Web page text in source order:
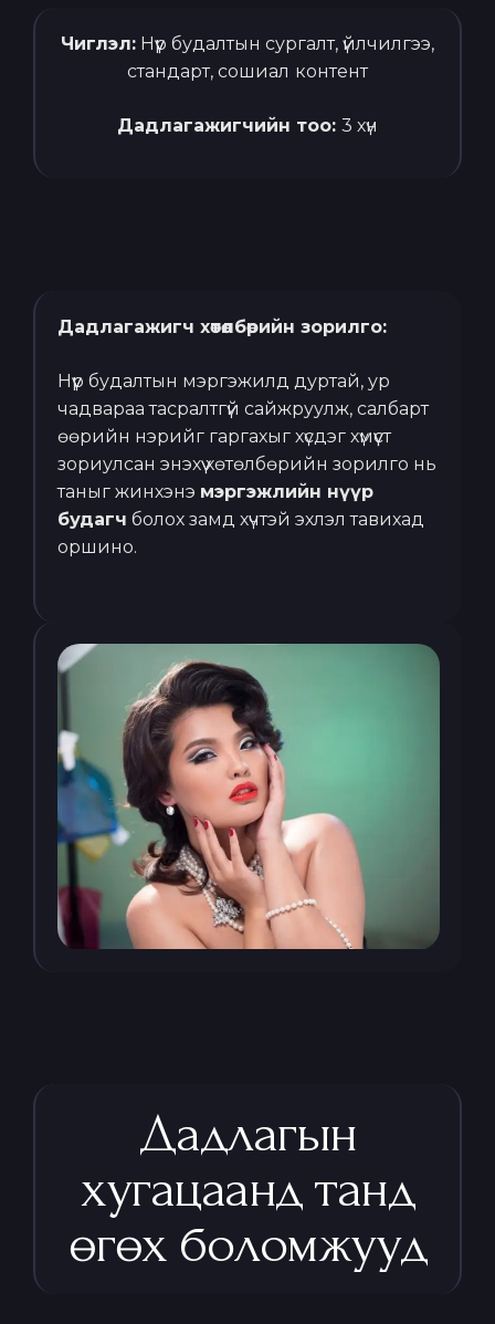
Чиглэл:Нүүр будалтын сургалт, үйлчилгээ,
стандарт, сошиал контент
Дадлагажигчийн тоо: 3 хүн
Дадлагажигч хөтөлбөрийн зорилго:
Нүүр будалтын мэргэжилд дуртай, ур
чадвараа тасралтгүй сайжруулж, салбарт
өөрийн нэрийг гаргахыг хүсдэг хүмүүст
зориулсан энэхүү хөтөлбөрийн зорилго нь
таныг жинхэнэ мэргэжлийн нүүр
будагч болох замд хүчтэй эхлэл тавихад
оршино.
Дадлагын
хугацаанд танд
өгөх боломжууд